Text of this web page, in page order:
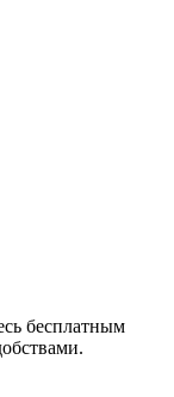
бесплатным